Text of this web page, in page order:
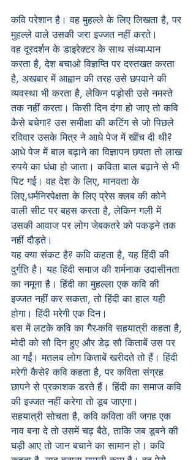
कवि परेशान है। वह मुहल्ले के लिए लिखता है, पर
मुहल्ले वाले उसकी जरा इज्जत नहीं करते।
वह दूरदर्शन के डाइरेक्टर के साथ संध्या-पान
करता है, देश बचाओ विज्ञप्ति पर दस्तखत करता
है, अखबार में आह्वान की तरह उसे छपवाने की
व्यवस्था भी करता है, लेकिन पड़ोसी उसे नमस्ते
तक नहीं करता। किसी दिन दंगा हो जाए तो कवि
कैसे बचेगा? उस समीक्षा की कटिंग से जो पिछले
रविवार उसके मित्र ने आधे पेज में खींच दी थी?
आधे पेज में बाल बढ़ाने का विज्ञापन छपता तो लाख
रुपये का धंधा हो जाता। कविता बाल बढ़ाने से भी
पिट गई। वह देश के लिए, मानवता के
लिए,धर्मनिरपेक्षता के लिए प्रेस क्लब की कोने
वाली सीट पर बहस करता है, लेकिन गली में
उसकी आवाज पर लोग जेबकतरे को पकड़ने तक
नहीं दौड़ते।
यह क्या संकट है? कवि कहता है, यह हिंदी की
दुर्गति है। यह हिंदी समाज की शर्मनाक उदासीनता
का नमूना है। हिंदी का मुहल्ला एक कवि की
इज्जत नहीं कर सकता, तो हिंदी का हाल यही
होगा। हिंदी मरेगी एक दिन।
बस में लटके कवि का गैर-कवि सहयात्री कहता है,
मोदी को सौ दिन हुए और डेढ़ सौ किताबें उस पर
आ गईं। मतलब लोग किताबें खरीदते तो हैं। हिंदी
मरेगी कैसे? कवि कहता है, पर कविता संग्रह
छापने से प्रकाशक डरते हैं। हिंदी का समाज कवि
की इज्जत नहीं करेगा तो डूब जाएगा।
सहयात्री सोचता है, कवि कविता की जगह एक
नाव बना दे तो उसमें चढ़ बैठे, ताकि जब डूबने की
घड़ी आए तो जान बचाने का सामान हो। कवि